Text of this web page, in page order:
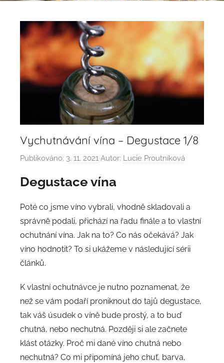
Vychutnávání vína – Degustace 1/8
Publikováno: 3. 11. 2021 Autor: Lucie Proutníková
Degustace vína
Poté co jsme víno vybrali, vhodně skladovali a
správně podali, přichází na řadu finále a to vlastní
ochutnání vína. Jak na to? Co nás očekává? Jak
víno hodnotit? To si ukážeme v následující sérii
článků.
K vlastní ochutnávce je nutno poznamenat, že
než se vám podaří proniknout do tajů degustace,
tak váš úsudek o víně bude prostý, a to buď
chutná, nebo nechutná. Později si ale začnete
klást otázky. Proč mi dané víno chutná nebo
nechutná? Co mi připomíná jeho chuť, barva,